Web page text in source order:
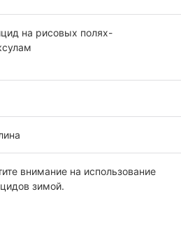
на рисовых полях-
внимание на использование
зимой.